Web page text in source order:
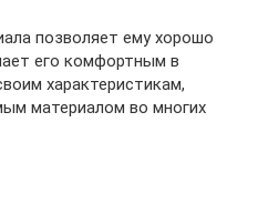
позволяет ему хорошо
его комфортным в
характеристикам,
материалом во многих